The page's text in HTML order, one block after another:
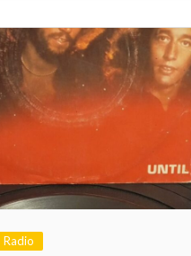
Radio